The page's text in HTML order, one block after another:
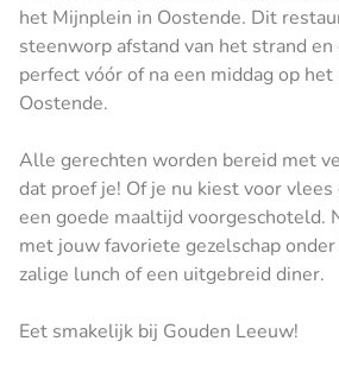
het Mijnplein in Oostende. Dit
steenworp afstand van het strand en
perfect vóór of na een middag op
Oostende.
Alle gerechten worden bereid met
dat proef je! Of je nu kiest voor
een goede maaltijd voorgeschoteld.
met jouw favoriete gezelschap
zalige lunch of een uitgebreid diner.
Eet smakelijk bij Gouden Leeuw!